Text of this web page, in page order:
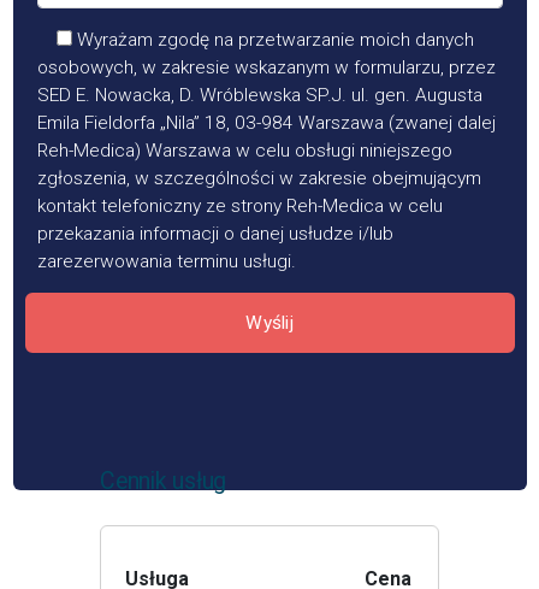
Wyrażam zgodę na przetwarzanie moich danych
osobowych, w zakresie wskazanym w formularzu, przez
SED E. Nowacka, D. Wróblewska SP.J. ul. gen. Augusta
Emila Fieldorfa „Nila” 18, 03-984 Warszawa (zwanej dalej
Reh-Medica) Warszawa w celu obsługi niniejszego
zgłoszenia, w szczególności w zakresie obejmującym
kontakt telefoniczny ze strony Reh-Medica w celu
przekazania informacji o danej usłudze i/lub
zarezerwowania terminu usługi.
Wyślij
Cennik usług
Usługa Cena